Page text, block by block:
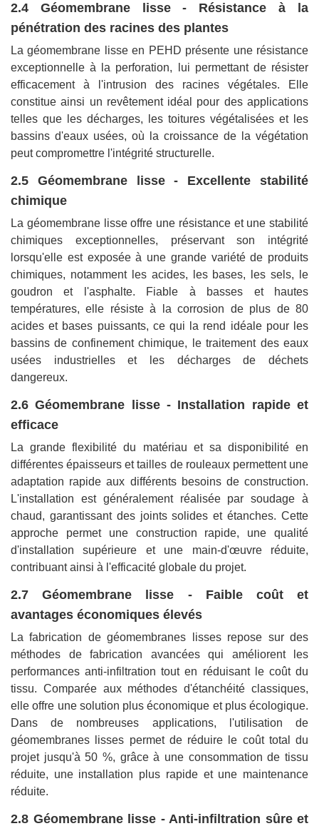
2.4 Géomembrane lisse - Résistance à la
pénétration des racines des plantes
La géomembrane lisse en PEHD présente une résistance
exceptionnelle à la perforation, lui permettant de résister
efficacement à l'intrusion des racines végétales. Elle
constitue ainsi un revêtement idéal pour des applications
telles que les décharges, les toitures végétalisées et les
bassins d'eaux usées, où la croissance de la végétation
peut compromettre l'intégrité structurelle.
2.5 Géomembrane lisse - Excellente stabilité
chimique
La géomembrane lisse offre une résistance et une stabilité
chimiques exceptionnelles, préservant son intégrité
lorsqu'elle est exposée à une grande variété de produits
chimiques, notamment les acides, les bases, les sels, le
goudron et l'asphalte. Fiable à basses et hautes
températures, elle résiste à la corrosion de plus de 80
acides et bases puissants, ce qui la rend idéale pour les
bassins de confinement chimique, le traitement des eaux
usées industrielles et les décharges de déchets
dangereux.
2.6 Géomembrane lisse - Installation rapide et
efficace
La grande flexibilité du matériau et sa disponibilité en
différentes épaisseurs et tailles de rouleaux permettent une
adaptation rapide aux différents besoins de construction.
L'installation est généralement réalisée par soudage à
chaud, garantissant des joints solides et étanches. Cette
approche permet une construction rapide, une qualité
d'installation supérieure et une main-d'œuvre réduite,
contribuant ainsi à l'efficacité globale du projet.
2.7 Géomembrane lisse - Faible coût et
avantages économiques élevés
La fabrication de géomembranes lisses repose sur des
méthodes de fabrication avancées qui améliorent les
performances anti-infiltration tout en réduisant le coût du
tissu. Comparée aux méthodes d'étanchéité classiques,
elle offre une solution plus économique et plus écologique.
Dans de nombreuses applications, l'utilisation de
géomembranes lisses permet de réduire le coût total du
projet jusqu'à 50 %, grâce à une consommation de tissu
réduite, une installation plus rapide et une maintenance
réduite.
2.8 Géomembrane lisse - Anti-infiltration sûre et